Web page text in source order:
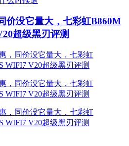
价没它量大，七彩虹B860M
超级黑刃评测